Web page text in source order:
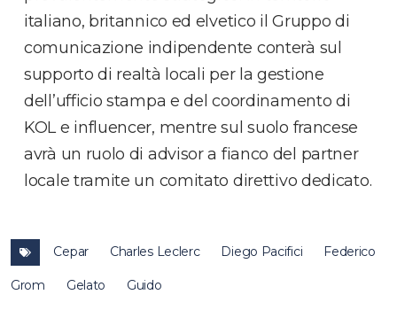
italiano, britannico ed elvetico il Gruppo di
comunicazione indipendente conterà sul
supporto di realtà locali per la gestione
dell’ufficio stampa e del coordinamento di
KOL e influencer, mentre sul suolo francese
avrà un ruolo di advisor a fianco del partner
locale tramite un comitato direttivo dedicato.
Cepar Charles Leclerc Diego Pacifici Federico
Grom Gelato Guido